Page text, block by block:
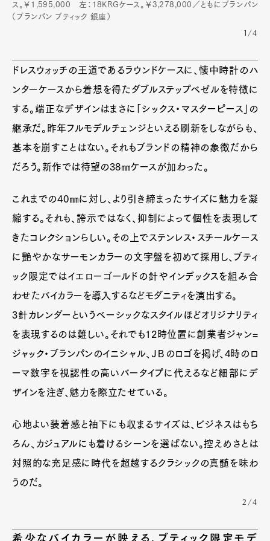
ス。￥1,595,000 左：18KRGケース。￥3,278,000／ともにブランパン
（ブランパン ブティック 銀座）
1/4
ドレスウォッチの王道であるラウンドケースに、懐中時計のハ
ンターケースから着想を得たダブルステップベゼルを特徴に
する。端正なデザインはまさに「シックス・マスターピース」の
継承だ。昨年フルモデルチェンジといえる刷新をしながらも、
基本を崩すことはない。それもブランドの精神の象徴だから
だろう。新作では待望の38㎜ケースが加わった。
これまでの40㎜に対し、より引き締まったサイズに魅力を凝
縮する。それも、誇示ではなく、抑制によって個性を表現して
きたコレクションらしい。その上でステンレス・スチールケース
に艶やかなサーモンカラーの文字盤を初めて採用し、ブティ
ック限定ではイエローゴールドの針やインデックスを組み合
わせたバイカラーを導入するなどモダニティを演出する。
3針カレンダーというベーシックなスタイルほどオリジナリティ
を表現するのは難しい。それでも12時位置に創業者ジャン=
ジャック・ブランパンのイニシャル、ＪＢのロゴを掲げ、4時のロ
ーマ数字を視認性の高いバータイプに代えるなど細部にデ
ザインを注ぎ、魅力を際立たせている。
心地よい装着感と袖下にも収まるサイズは、ビジネスはもち
ろん、カジュアルにも着けるシーンを選ばない。控えめさとは
対照的な充足感に時代を超越するクラシックの真髄を味わ
うのだ。
2/4
希少なバイカラーが映える、ブティック限定モデ